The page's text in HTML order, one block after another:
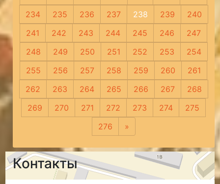
234
235 236 237 238 239
240
241
242 243 244 245 246
247
248
249 250 251 252 253
254
255
256 257 258 259 260
261
262
263 264 265 266 267
268
269
270 271 272 273 274
275
276
»
Контакты